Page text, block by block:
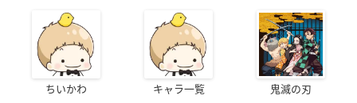
ちいかわ キャラ一覧 鬼滅の刃